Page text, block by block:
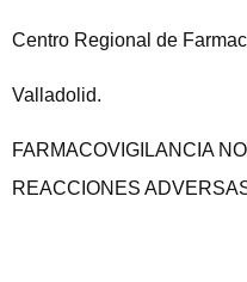
Centro Regional de
Valladolid.
FARMACOVIGILANCIA
REACCIONES